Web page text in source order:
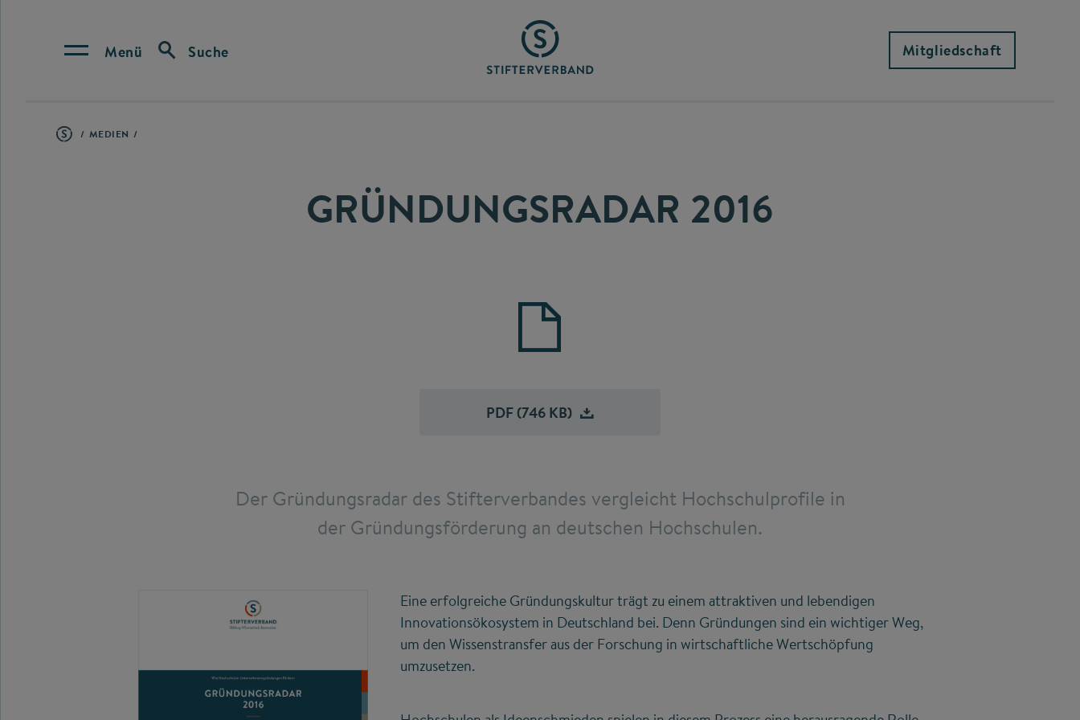
Menü Suche Mitgliedschaft
MEDIEN
GRÜNDUNGSRADAR 2016
PDF (746 KB)
Der Gründungsradar des Stifterverbandes vergleicht Hochschulprofile in
der Gründungsförderung an deutschen Hochschulen.
Eine erfolgreiche Gründungskultur trägt zu einem attraktiven und lebendigen
Innovationsökosystem in Deutschland bei. Denn Gründungen sind ein wichtiger Weg,
um den Wissenstransfer aus der Forschung in wirtschaftliche Wertschöpfung
umzusetzen.